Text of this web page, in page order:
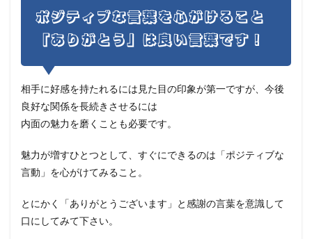
ポジティブな言葉を心がけること
「ありがとう」は良い言葉です！
相手に好感を持たれるには見た目の印象が第一ですが、今後
良好な関係を長続きさせるには
内面の魅力を磨くことも必要です。
魅力が増すひとつとして、すぐにできるのは「ポジティブな
言動」を心がけてみること。
とにかく「ありがとうございます」と感謝の言葉を意識して
口にしてみて下さい。